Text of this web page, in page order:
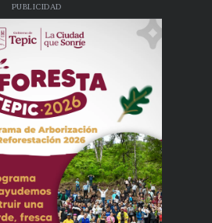
PUBLICIDAD